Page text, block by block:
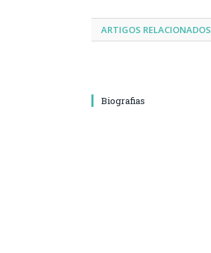
ARTIGOS RELACIONADOS
Biografias